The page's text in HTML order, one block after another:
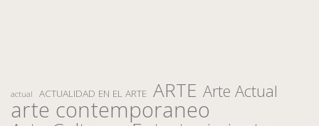
actual ACTUALIDAD EN EL ARTE ARTE Arte Actual
arte contemporaneo